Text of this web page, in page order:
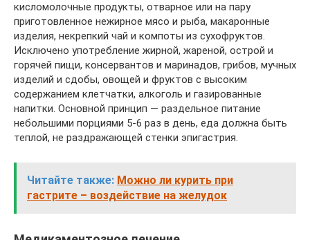
кисломолочные продукты, отварное или на пару
приготовленное нежирное мясо и рыба, макаронные
изделия, некрепкий чай и компоты из сухофруктов.
Исключено употребление жирной, жареной, острой и
горячей пищи, консервантов и маринадов, грибов, мучных
изделий и сдобы, овощей и фруктов с высоким
содержанием клетчатки, алкоголь и газированные
напитки. Основной принцип — раздельное питание
небольшими порциями 5-6 раз в день, еда должна быть
теплой, не раздражающей стенки эпигастрия.
Читайте также: Можно ли курить при
гастрите – воздействие на желудок